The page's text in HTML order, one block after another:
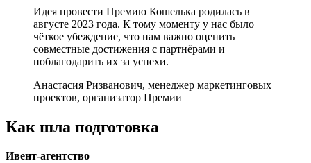
Идея провести Премию Кошелька родилась в
августе 2023 года. К тому моменту у нас было
чёткое убеждение, что нам важно оценить
совместные достижения с партнёрами и
поблагодарить их за успехи.
Анастасия Ризванович, менеджер маркетинговых
проектов, организатор Премии
Как шла подготовка
Ивент-агентство